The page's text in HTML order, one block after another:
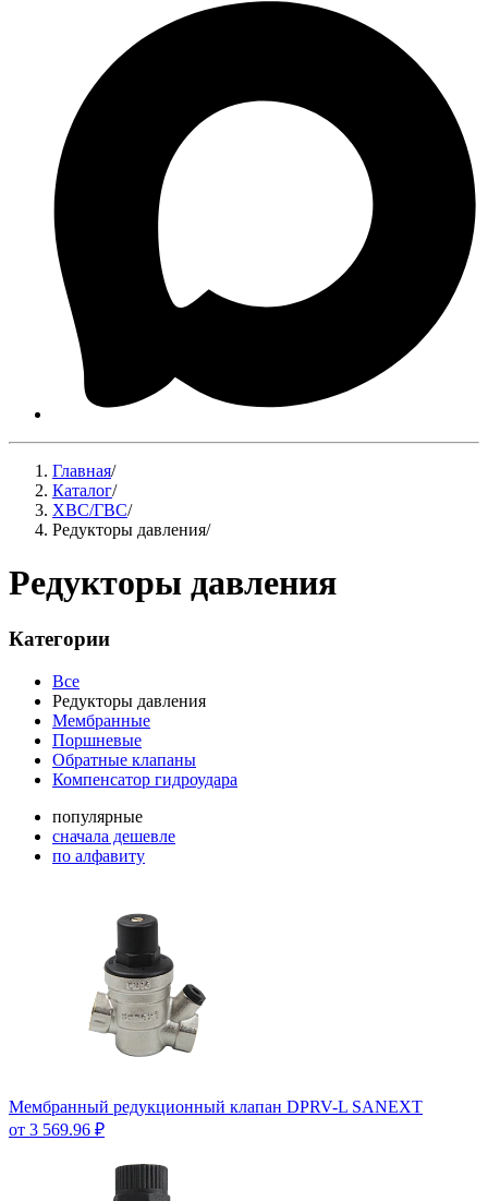
Главная/
Каталог/
ХВС/ГВС/
Редукторы давления/
Редукторы давления
Категории
Все
Редукторы давления
Мембранные
Поршневые
Обратные клапаны
Компенсатор гидроудара
популярные
сначала дешевле
по алфавиту
Мембранный редукционный клапан DPRV-L SANEXT
от 3 569.96 ₽